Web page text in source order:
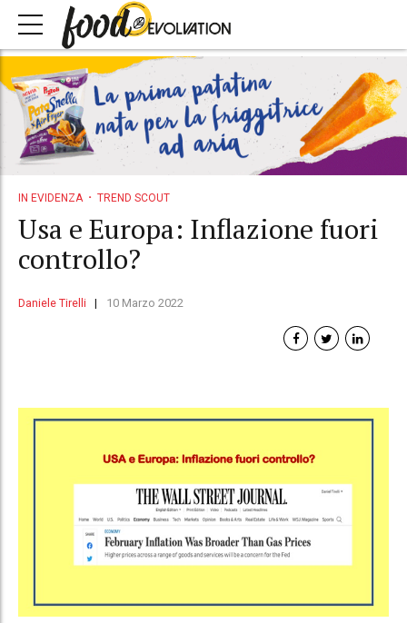
IN EVIDENZA TREND SCOUT
Usa e Europa: Inflazione fuori
controllo?
Daniele Tirelli 10 Marzo 2022